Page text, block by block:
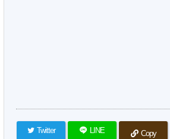
Twitter LINE Copy